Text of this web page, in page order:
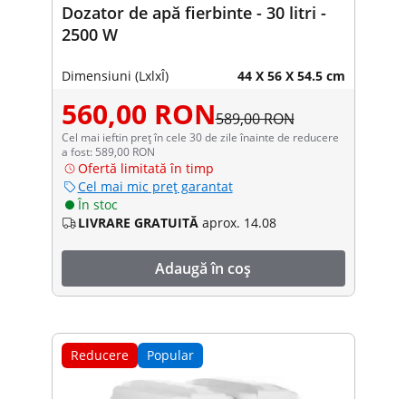
Dozator de apă fierbinte - 30 litri -
2500 W
Dimensiuni (LxlxÎ) 44 X 56 X 54.5 cm
560,00 RON589,00 RON
Cel mai ieftin preț în cele 30 de zile înainte de reducere
a fost: 589,00 RON
Ofertă limitată în timp
Cel mai mic preț garantat
În stoc
LIVRARE GRATUITĂ aprox. 14.08
Adaugă în coș
Reducere Popular